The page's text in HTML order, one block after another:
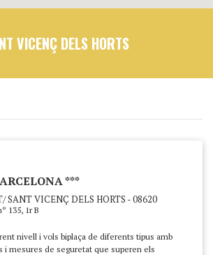
VICENÇ DELS HORTS
***
SANT VICENÇ DELS HORTS - 08620
135, 1r B
nivell i vols biplaça de diferents tipus amb
i mesures de seguretat que superen els